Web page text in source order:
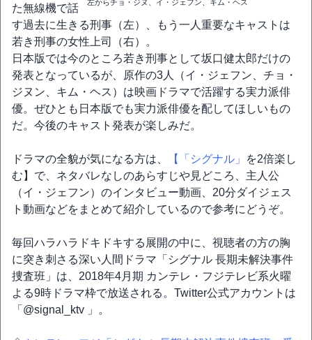
左からチョ・ジヌ、イ・ジェフン、キム・ヘス
た無線機で話
す過去に生きる刑事（左）、もう一人重要なキャストは
若き刑事の女性上司（右）。
日本版では今のところ若き刑事として坂口健太郎だけの
発表となっているが、原作の3人（イ・ジェフン、チョ・
ジヌン、キム・ヘス）は映画ドラマで活躍する実力派俳
優。ぜひとも日本版でも実力派俳優を配してほしいもの
だ。今後のキャスト発表が楽しみだ。
ドラマの全貌が気になる方は、 【「シグナル」
を2倍楽し
む】で、ネタバレなしのあらすじや見どころ、主人公
（イ・ジェフン）のインタビュー動画、20分ダイジェス
ト動画などをまとめて紹介しているので参考にどうぞ。
毎回ハラハラドキドキする展開の中に、視聴者の方の胸
に突き刺さる深い人間ドラマ「シグナル 長期未解決事件
捜査班」は、2018年4月期 カンテレ・フジテレビ系火曜
よる9時ドラマ枠で放送される。Twitter公式アカウントは
「@signal_ktv 」。